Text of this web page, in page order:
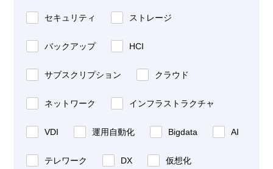
セキュリティ ストレージ
バックアップ HCI
サブスクリプション クラウド
ネットワーク インフラストラクチャ
VDI 運用自動化 Bigdata AI
テレワーク DX 仮想化